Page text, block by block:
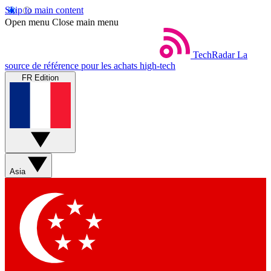
Skip to main content
Open menu Close main menu
TechRadar La
source de référence pour les achats high-tech
FR Edition
Asia